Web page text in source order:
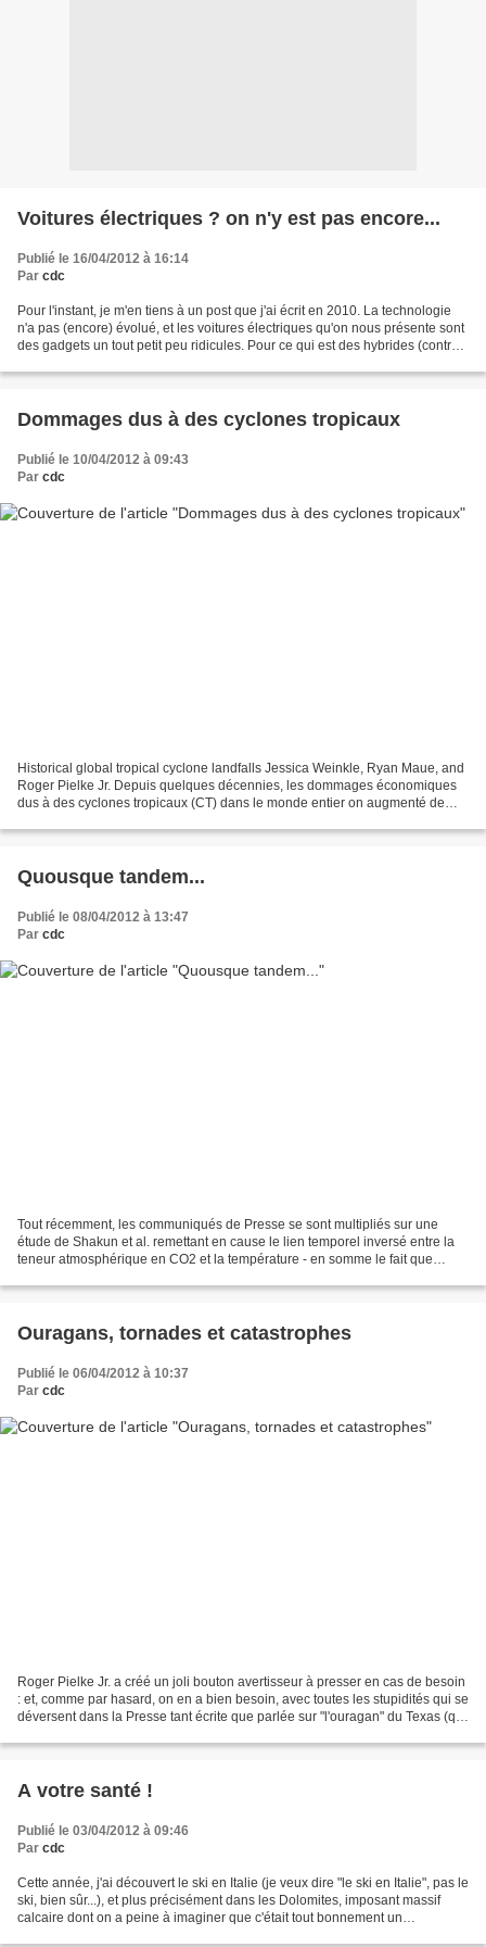
Voitures électriques ? on n'y est pas encore...
Publié le 16/04/2012 à 16:14
Par cdc
Pour l'instant, je m'en tiens à un post que j'ai écrit en 2010. La technologie
n'a pas (encore) évolué, et les voitures électriques qu'on nous présente sont
des gadgets un tout petit peu ridicules. Pour ce qui est des hybrides (contre
Dommages dus à des cyclones tropicaux
Publié le 10/04/2012 à 09:43
Par cdc
Historical global tropical cyclone landfalls Jessica Weinkle, Ryan Maue, and
Roger Pielke Jr. Depuis quelques décennies, les dommages économiques
dus à des cyclones tropicaux (CT) dans le monde entier on augmenté de
Quousque tandem...
Publié le 08/04/2012 à 13:47
Par cdc
Tout récemment, les communiqués de Presse se sont multipliés sur une
étude de Shakun et al. remettant en cause le lien temporel inversé entre la
teneur atmosphérique en CO2 et la température - en somme le fait que
Ouragans, tornades et catastrophes
Publié le 06/04/2012 à 10:37
Par cdc
Roger Pielke Jr. a créé un joli bouton avertisseur à presser en cas de besoin
: et, comme par hasard, on en a bien besoin, avec toutes les stupidités qui se
déversent dans la Presse tant écrite que parlée sur "l'ouragan" du Texas (qui
A votre santé !
Publié le 03/04/2012 à 09:46
Par cdc
Cette année, j'ai découvert le ski en Italie (je veux dire "le ski en Italie", pas le
ski, bien sûr...), et plus précisément dans les Dolomites, imposant massif
calcaire dont on a peine à imaginer que c'était tout bonnement un